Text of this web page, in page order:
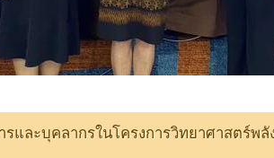
และบุคลากรในโครงการวิทยาศาสตร์พ